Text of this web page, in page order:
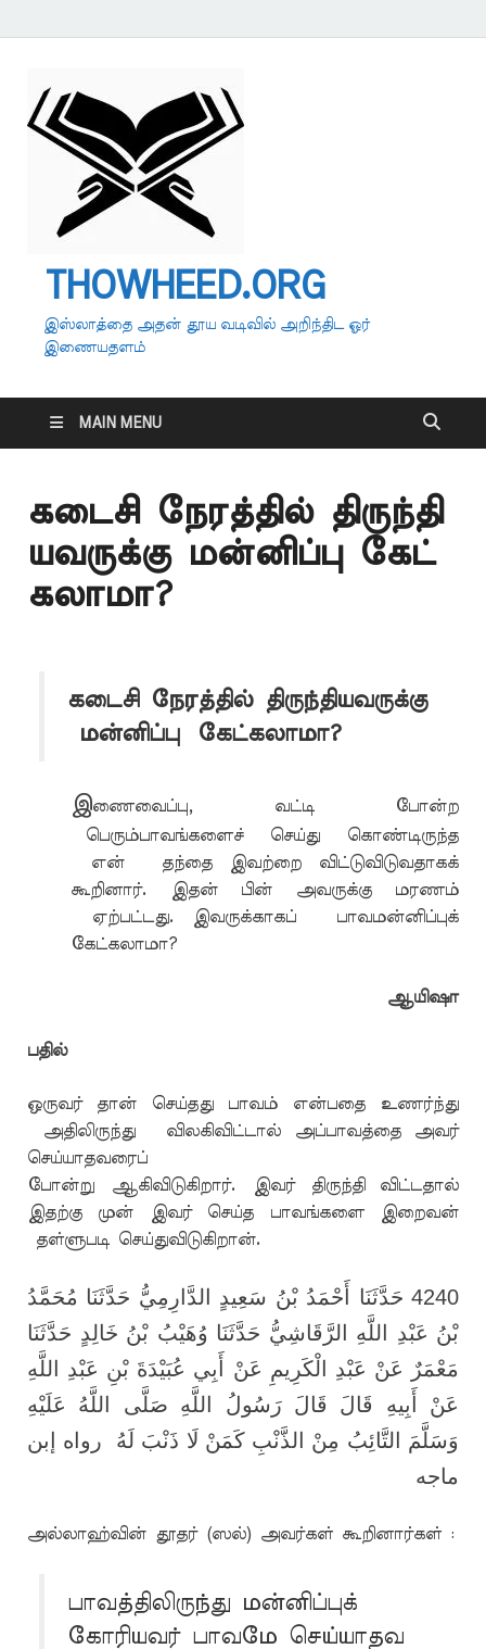
THOWHEED.ORG
இஸ்லாத்தை அதன் தூய வடிவில் அறிந்திட ஓர்
இணையதளம்
MAIN MENU
கடைசி நேரத்தில் திருந்தி
யவருக்கு மன்னிப்பு கேட்
கலாமா?
கடைசி நேரத்தில் திருந்தியவருக்கு
மன்னிப்பு கேட்கலாமா?
இணைவைப்பு, வட்டி போன்ற
பெரும்பாவங்களைச் செய்து கொண்டிருந்த
என் தந்தை இவற்றை விட்டுவிடுவதாகக்
கூறினார். இதன் பின் அவருக்கு மரணம்
ஏற்பட்டது. இவருக்காகப் பாவமன்னிப்புக்
கேட்கலாமா?
ஆயிஷா
பதில்
ஒருவர் தான் செய்தது பாவம் என்பதை உணர்ந்து
அதிலிருந்து விலகிவிட்டால் அப்பாவத்தை அவர்
செய்யாதவரைப்
போன்று ஆகிவிடுகிறார். இவர் திருந்தி விட்டதால்
இதற்கு முன் இவர் செய்த பாவங்களை இறைவன்
தள்ளுபடி செய்துவிடுகிறான்.
4240 حَدَّثَنَا أَحْمَدُ بْنُ سَعِيدٍ الدَّارِمِيُّ حَدَّثَنَا مُحَمَّدُ
بْنُ عَبْدِ اللَّهِ الرَّقَاشِيُّ حَدَّثَنَا وُهَيْبُ بْنُ خَالِدٍ حَدَّثَنَا
مَعْمَرٌ عَنْ عَبْدِ الْكَرِيمِ عَنْ أَبِي عُبَيْدَةَ بْنِ عَبْدِ اللَّهِ
عَنْ أَبِيهِ قَالَ قَالَ رَسُولُ اللَّهِ صَلَّى اللَّهُ عَلَيْهِ
وَسَلَّمَ التَّائِبُ مِنْ الذَّنْبِ كَمَنْ لَا ذَنْبَ لَهُ رواه إبن
ماجه
அல்லாஹ்வின் தூதர் (ஸல்) அவர்கள் கூறினார்கள் :
பாவத்திலிருந்து மன்னிப்புக்
கோரியவர் பாவமே செய்யாதவ